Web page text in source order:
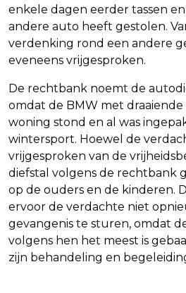
enkele dagen eerder tassen
andere auto heeft gestolen.
verdenking rond een andere
eveneens vrijgesproken.
De rechtbank noemt de
omdat de BMW met
woning stond en al was
wintersport. Hoewel de
vrijgesproken van de
diefstal volgens de rechtbank
op de ouders en de kinderen.
ervoor de verdachte niet
gevangenis te sturen, omdat
volgens hen het meest is
zijn behandeling en